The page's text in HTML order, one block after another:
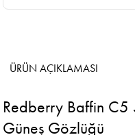
ÜRÜN AÇIKLAMASI
Redberry Baffin C5
Güneş Gözlüğü